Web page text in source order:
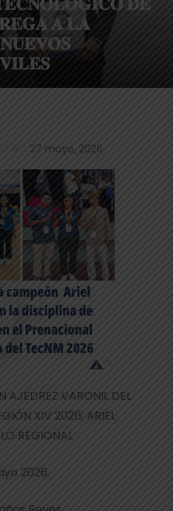
𝐀 𝐋𝐀
27 mayo, 2026
AJEDREZ VARONIL DEL
XIV 2026; ARIEL
REGIONAL
2026.